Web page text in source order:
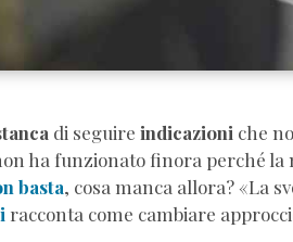
di seguireindicazioni che
ha funzionato finora perché
basta, cosa manca allora? «La
racconta come cambiare